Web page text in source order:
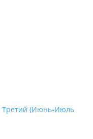
Третий (Июнь-Июль